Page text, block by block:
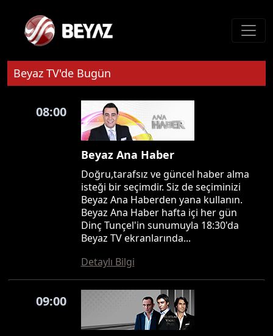
Beyaz TV'de Bugün
08:00
Beyaz Ana Haber
Doğru,tarafsız ve güncel haber alma
isteği bir seçimdir. Siz de seçiminizi
Beyaz Ana Haberden yana kullanın.
Beyaz Ana Haber hafta içi her gün
Dinç Tunçel'in sunumuyla 18:30'da
Beyaz TV ekranlarında...
Detaylı Bilgi
09:00